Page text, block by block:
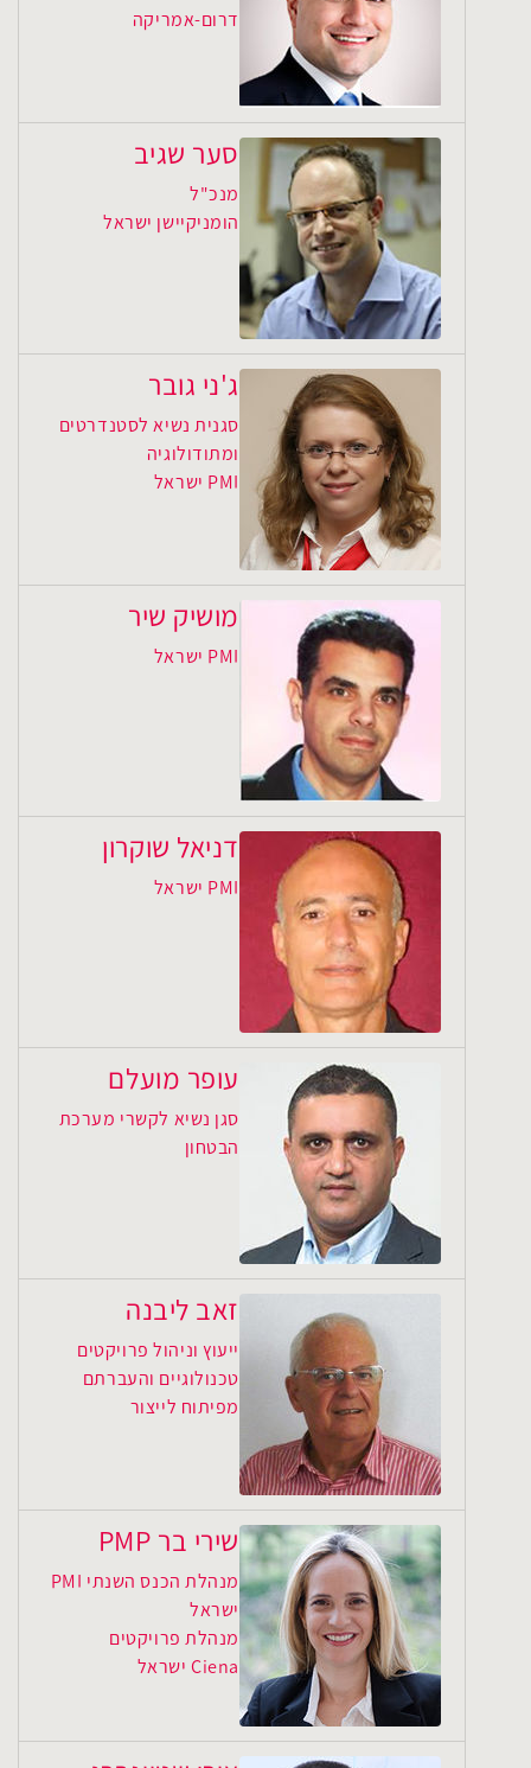
דרום-אמריקה
סער שגיב
מנכ"ל
הומניקיישן ישראל
ג'ני גובר
סגנית נשיא לסטנדרטים
ומתודולוגיה
PMI ישראל
מושיק שיר
PMI ישראל
דניאל שוקרון
PMI ישראל
עופר מועלם
סגן נשיא לקשרי מערכת
הבטחון
זאב ליבנה
ייעוץ וניהול פרויקטים
טכנולוגיים והעברתם
מפיתוח לייצור
שירי בר PMP
מנהלת הכנס השנתי PMI
ישראל
מנהלת פרויקטים
Ciena ישראל